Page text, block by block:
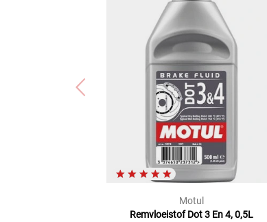
Motul
Remvloeistof Dot 3 En 4, 0,5L